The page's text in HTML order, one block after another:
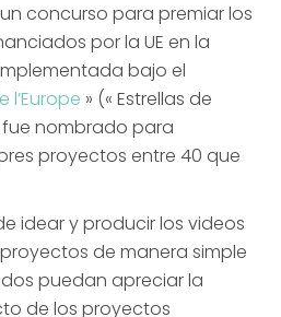
concurso para premiar los
por la UE en la
bajo el
l’Europe » (« Estrellas de
fue nombrado para
proyectos entre 40 que
idear y producir los videos
de manera simple
puedan apreciar la
de los proyectos